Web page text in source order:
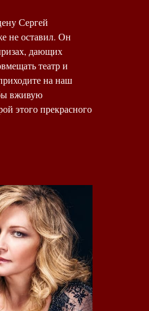
Сергей
не оставил. Он
дающих
театр и
на наш
вживую
этого прекрасного